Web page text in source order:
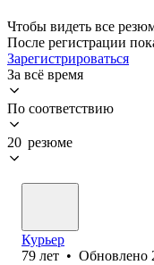
Чтобы видеть все
После регистрации
Зарегистрироваться
За всё время
По соответствию
20 резюме
Курьер
79 лет • Обновлено